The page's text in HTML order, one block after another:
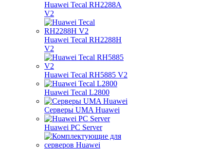
Huawei Tecal RH2288A
V2
Huawei Tecal RH2288H
V2
Huawei Tecal RH5885 V2
Huawei Tecal L2800
Серверы UMA Huawei
Huawei PC Server